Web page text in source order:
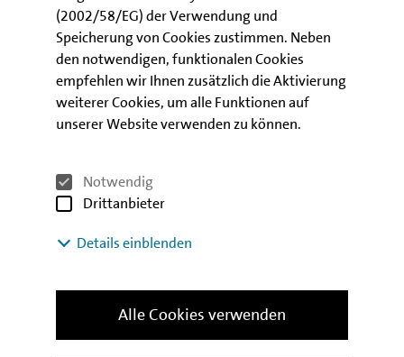
(2002/58/EG) der Verwendung und
Speicherung von Cookies zustimmen. Neben
den notwendigen, funktionalen Cookies
empfehlen wir Ihnen zusätzlich die Aktivierung
weiterer Cookies, um alle Funktionen auf
unserer Website verwenden zu können.
Notwendig
Drittanbieter
Details einblenden
Alle Cookies verwenden
Kontakt